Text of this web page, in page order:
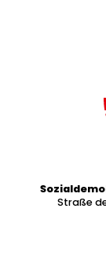
Straße